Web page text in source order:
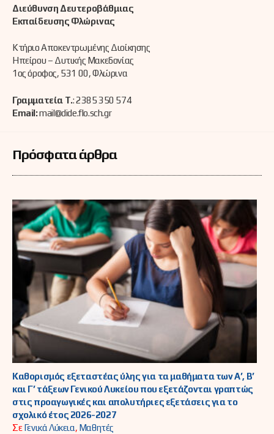
Διεύθυνση Δευτεροβάθμιας
Εκπαίδευσης Φλώρινας
Κτήριο Αποκεντρωμένης Διοίκησης
Ηπείρου – Δυτικής Μακεδονίας
1ος όροφος, 531 00, Φλώρινα
Γραμματεία Τ.: 2385 350 574
Email:mail@dide.flo.sch.gr
Πρόσφατα άρθρα
Καθορισμός εξεταστέας ύλης για τα μαθήματα των Α’, Β’
και Γ’ τάξεων Γενικού Λυκείου που εξετάζονται γραπτώς
στις προαγωγικές και απολυτήριες εξετάσεις για το
σχολικό έτος 2026-2027
ΣεΓενικά Λύκεια, Μαθητές